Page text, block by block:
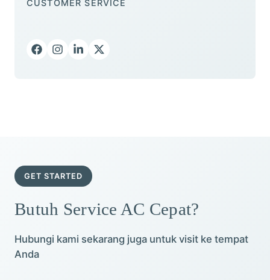
CUSTOMER SERVICE
GET STARTED
Butuh Service AC Cepat?
Hubungi kami sekarang juga untuk visit ke tempat
Anda